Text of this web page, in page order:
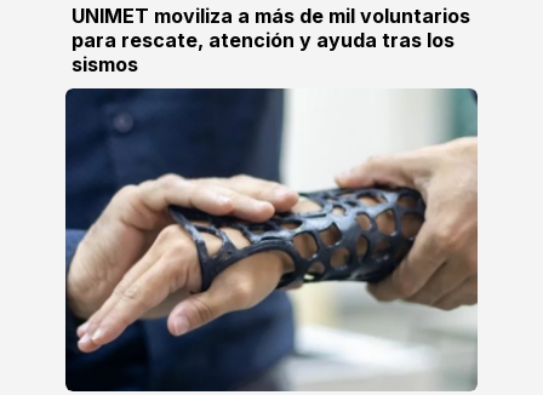
UNIMET moviliza a más de mil voluntarios
para rescate, atención y ayuda tras los
sismos